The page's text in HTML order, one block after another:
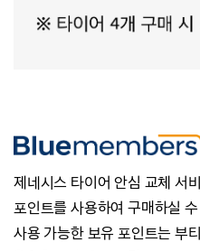
제네시스 타이어 안심 교체 서
포인트를 사용하여 구매하실
사용 가능한 보유 포인트는 부